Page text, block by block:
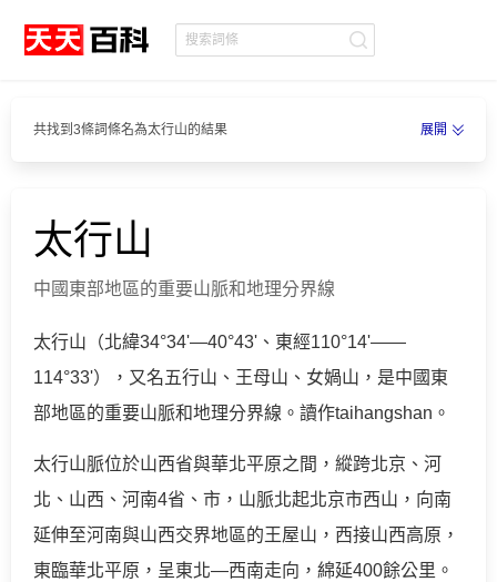
共找到3條詞條名為太行山的結果 展開
太行山
中國東部地區的重要山脈和地理分界線
太行山（北緯34°34'—40°43'、東經110°14'——
114°33'），又名五行山、王母山、女媧山，是中國東
部地區的重要山脈和地理分界線。讀作taihangshan。
太行山脈位於山西省與華北平原之間，縱跨北京、河
北、山西、河南4省、市，山脈北起北京市西山，向南
延伸至河南與山西交界地區的王屋山，西接山西高原，
東臨華北平原，呈東北—西南走向，綿延400餘公里。